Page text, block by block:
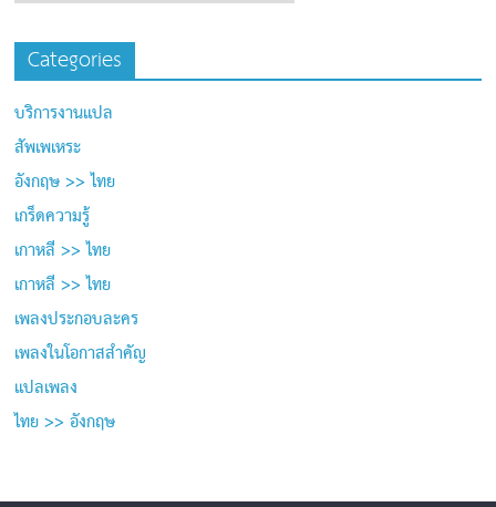
Categories
บริการงานแปล
สัพเพเหระ
อังกฤษ >> ไทย
เกร็ดความรู้
เกาหลี >> ไทย
เกาหลี >> ไทย
เพลงประกอบละคร
เพลงในโอกาสสำคัญ
แปลเพลง
ไทย >> อังกฤษ